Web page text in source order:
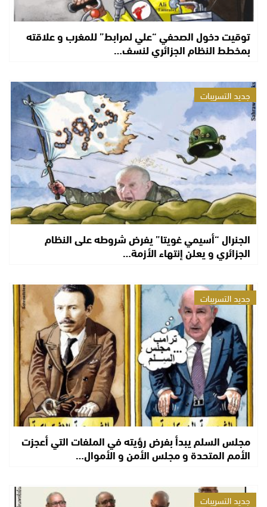
توقيت دخول الصحفي “علي لمرابط” للمغرب و علاقته
بمخطط النظام الجزائري لنسف…
جديد التسريبات
الجنرال “أسيمي غويتا” يفرض شروطه على النظام
الجزائري و يعلن إنتهاء الأزمة…
جديد التسريبات
مجلس السلم يبدأ بفرض رؤيته في الملفات التي أعجزت
الأمم المتحدة و مجلس الأمن و الأموال…
جديد التسريبات